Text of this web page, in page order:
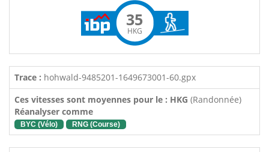
35
HKG
Trace : hohwald-9485201-1649673001-60.gpx
Ces vitesses sont moyennes pour le : HKG (Randonnée)
Réanalyser comme
BYC (Vélo) RNG (Course)